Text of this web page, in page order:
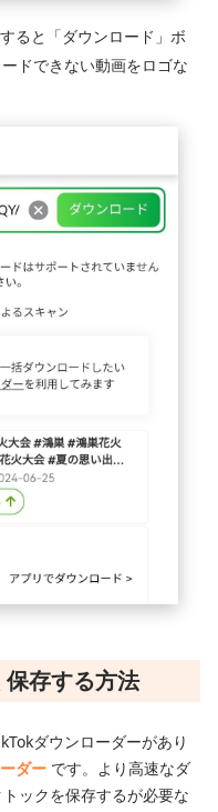
ると「ダウンロード」ボ
ドできない動画をロゴな
存する方法
ダウンローダーがあり
ダー です。より高速なダ
ックを保存するが必要な